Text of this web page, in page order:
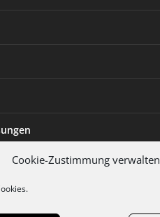
Cookie-Zustimmung verwalten